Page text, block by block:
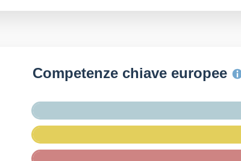
Competenze chiave europee